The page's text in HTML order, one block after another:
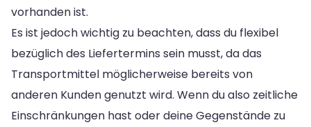
vorhanden ist.
Es ist jedoch wichtig zu beachten, dass du flexibel
bezüglich des Liefertermins sein musst, da das
Transportmittel möglicherweise bereits von
anderen Kunden genutzt wird. Wenn du also zeitliche
Einschränkungen hast oder deine Gegenstände zu